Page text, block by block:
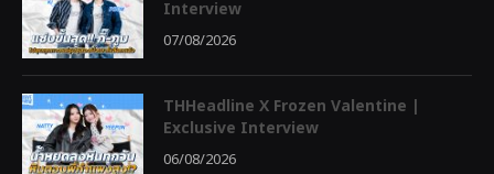
Interview
07/08/2026
THHeadline X Frozen Valentine |
Exclusive Interview
06/08/2026